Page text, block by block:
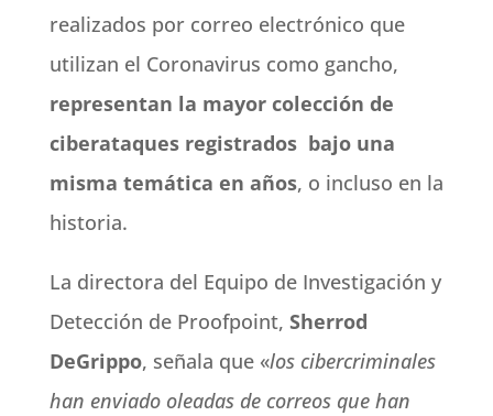
realizados por correo electrónico que
utilizan el Coronavirus como gancho,
representan la mayor colección de
ciberataques registrados bajo una
misma temática en años, o incluso en la
historia.
La directora del Equipo de Investigación y
Detección de Proofpoint, Sherrod
DeGrippo, señala que «los cibercriminales
han enviado oleadas de correos que han